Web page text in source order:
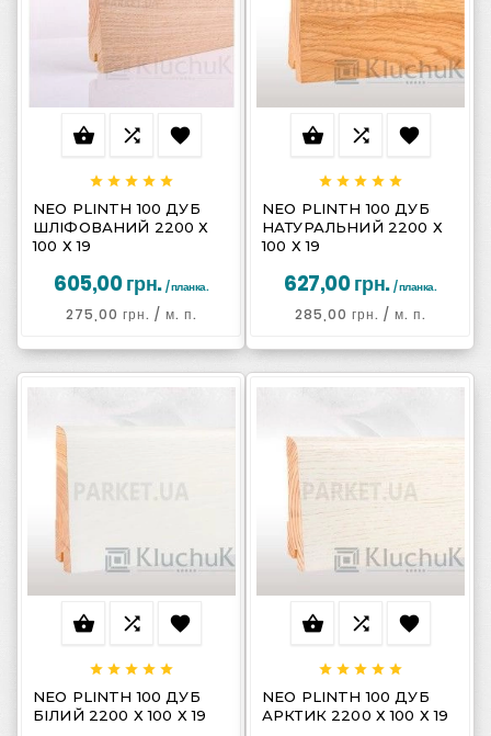
  
    
NEO PLINTH 100 ДУБ
ШЛІФОВАНИЙ 2200 Х
100 Х 19
605,00 грн. / планка.
275,00 грн. / м. п.
  
    
NEO PLINTH 100 ДУБ
НАТУРАЛЬНИЙ 2200 Х
100 Х 19
627,00 грн. / планка.
285,00 грн. / м. п.
  
    
NEO PLINTH 100 ДУБ
БІЛИЙ 2200 Х 100 Х 19
  
    
NEO PLINTH 100 ДУБ
АРКТИК 2200 Х 100 Х 19